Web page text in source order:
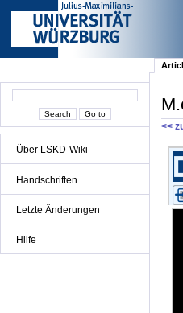
Über LSKD-Wiki
Handschriften
Letzte Änderungen
Hilfe
<<